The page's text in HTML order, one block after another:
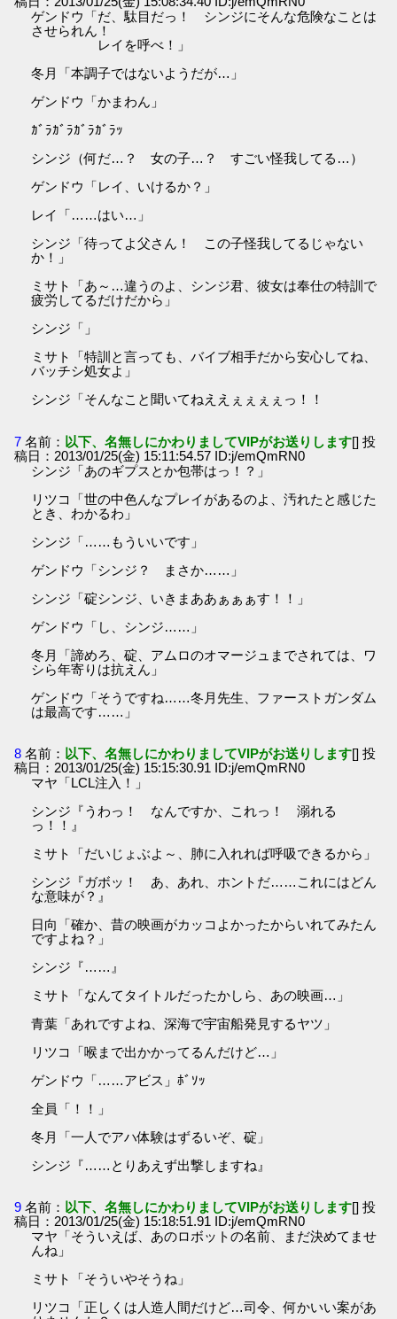
ゲンドウ「だ、駄目だっ！ シンジにそんな危険なことは
させられん！
レイを呼べ！」
冬月「本調子ではないようだが…」
ゲンドウ「かまわん」
ｶﾞﾗｶﾞﾗｶﾞﾗｶﾞﾗｯ
シンジ（何だ…？ 女の子…？ すごい怪我してる…）
ゲンドウ「レイ、いけるか？」
レイ「……はい…」
シンジ「待ってよ父さん！ この子怪我してるじゃない
か！」
ミサト「あ～…違うのよ、シンジ君、彼女は奉仕の特訓で
疲労してるだけだから」
シンジ「」
ミサト「特訓と言っても、バイブ相手だから安心してね、
バッチシ処女よ」
シンジ「そんなこと聞いてねええぇぇぇぇっ！！
7 名前： 以下、名無しにかわりましてVIPがお送りします[] 投
稿日：2013/01/25(金) 15:11:54.57 ID:j/emQmRN0
シンジ「あのギプスとか包帯はっ！？」
リツコ「世の中色んなプレイがあるのよ、汚れたと感じた
とき、わかるわ」
シンジ「……もういいです」
ゲンドウ「シンジ？ まさか……」
シンジ「碇シンジ、いきまああぁぁぁす！！」
ゲンドウ「し、シンジ……」
冬月「諦めろ、碇、アムロのオマージュまでされては、ワ
シら年寄りは抗えん」
ゲンドウ「そうですね……冬月先生、ファーストガンダム
は最高です……」
8 名前： 以下、名無しにかわりましてVIPがお送りします[] 投
稿日：2013/01/25(金) 15:15:30.91 ID:j/emQmRN0
マヤ「LCL注入！」
シンジ『うわっ！ なんですか、これっ！ 溺れる
っ！！』
ミサト「だいじょぶよ～、肺に入れれば呼吸できるから」
シンジ『ガボッ！ あ、あれ、ホントだ……これにはどん
な意味が？』
日向「確か、昔の映画がカッコよかったからいれてみたん
ですよね？」
シンジ『……』
ミサト「なんてタイトルだったかしら、あの映画…」
青葉「あれですよね、深海で宇宙船発見するヤツ」
リツコ「喉まで出かかってるんだけど…」
ゲンドウ「……アビス」ﾎﾞｿｯ
全員「！！」
冬月「一人でアハ体験はずるいぞ、碇」
シンジ『……とりあえず出撃しますね』
9 名前： 以下、名無しにかわりましてVIPがお送りします[] 投
稿日：2013/01/25(金) 15:18:51.91 ID:j/emQmRN0
マヤ「そういえば、あのロボットの名前、まだ決めてませ
んね」
ミサト「そういやそうね」
リツコ「正しくは人造人間だけど…司令、何かいい案があ